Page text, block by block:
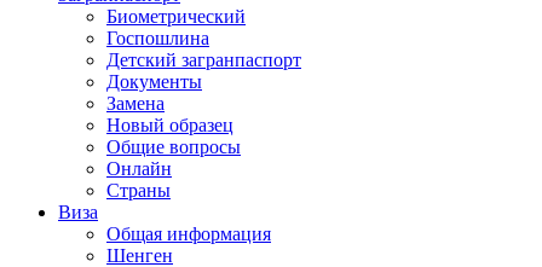
Биометрический
Госпошлина
Детский загранпаспорт
Документы
Замена
Новый образец
Общие вопросы
Онлайн
Страны
Виза
Общая информация
Шенген